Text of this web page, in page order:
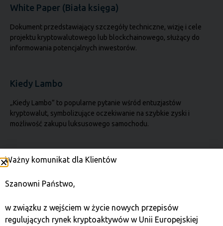
White Paper (Biała księga)
Dokument przedstawiający szczegóły techniczne, wizję i cele
projektu kryptowalutowego lub blockchainowego, służący do
informowania potencjalnych inwestorów.
Kiedy Lambo
„Kiedy Lambo” to popularne pytanie wśród entuzjastów
kryptowalut, symbolizujące oczekiwanie na szybkie zyski i
możliwość zakupu luksusowego samochodu.
Portfel kryptowalutowy
Portfel to narzędzie do bezpiecznego przechowywania,
wysyłania i odbierania kryptowalut, kontrolowane za pomocą
Ważny komunikat dla Klientów
Szanowni Państwo,
w związku z wejściem w życie nowych przepisów
regulujących rynek kryptoaktywów w Unii Europejskiej